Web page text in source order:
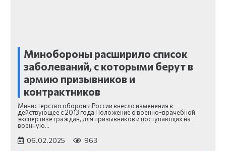
Минобороны расширило список
заболеваний, с которыми берут в
армию призывников и
контрактников
Министерство обороны России внесло изменения в
действующее с 2013 года Положение о военно-врачебной
экспертизе граждан, для призывников и поступающих на
военную…
06.02.2025 963